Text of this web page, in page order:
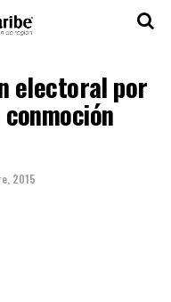
electoral por
2015